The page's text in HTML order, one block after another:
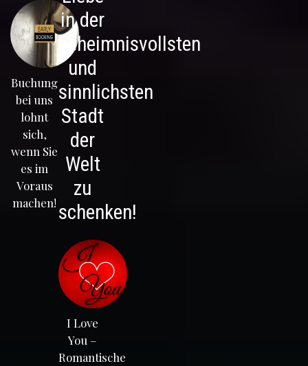
Buchung
bei uns
lohnt
sich,
wenn Sie
es im
Voraus
machen!
in der
geheimnisvollsten
und
sinnlichsten
Stadt
der
Welt
zu
schenken!
I Love
You –
Romantische